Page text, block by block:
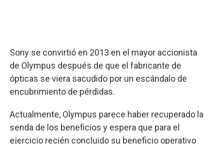
Sony se convirtió en 2013 en el mayor accionista
de Olympus después de que el fabricante de
ópticas se viera sacudido por un escándalo de
encubrimiento de pérdidas.
Actualmente, Olympus parece haber recuperado la
senda de los beneficios y espera que para el
ejercicio recién concluido su beneficio operativo